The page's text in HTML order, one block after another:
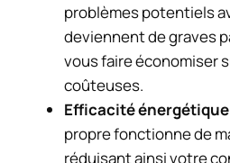
problèmes potentiels
deviennent de graves
vous faire économiser
coûteuses.
Efficacité
propre fonctionne de
réduisant ainsi votre